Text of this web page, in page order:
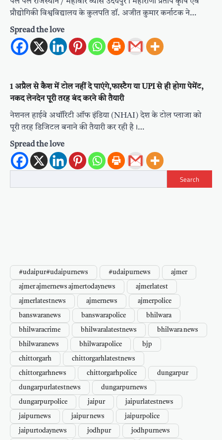
पल पल राजस्थान / महावीर व्यास उदयपुर। महाराणा प्रताप कृषि एवं
प्रौद्योगिकी विश्वविद्यालय के कुलपति डॉ. अजीत कुमार कर्नाटक ने…
Spread the love
1 अप्रैल से कैश में टोल नहीं दे पाएंगे,फास्टैग या UPI से ही होगा पेमेंट,
नकद लेनदेन पूरी तरह बंद करने की तैयारी
नेशनल हाईवे अथॉरिटी ऑफ इंडिया (NHAI) देश के टोल प्लाजा को
पूरी तरह डिजिटल बनाने की तैयारी कर रही है।…
Spread the love
Search
#udaipur#udaipurnews #udaipurnews ajmer
ajmer ajmernews ajmertodaynews ajmerlatest
ajmerlatestnews ajmernews ajmerpolice
banswaranews banswarapolice bhilwara
bhilwaracrime bhilwaralatestnews bhilwara news
bhilwaranews bhilwarapolice bjp
chittorgarh chittorgarhlatestnews
chittorgarhnews chittorgarhpolice dungarpur
dungarpurlatestnews dungarpurnews
dungarpurpolice jaipur jaipurlatestnews
jaipurnews jaipur news jaipurpolice
jaipurtodaynews jodhpur jodhpurnews